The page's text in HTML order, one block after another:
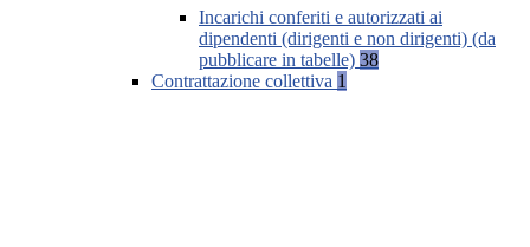
Incarichi conferiti e autorizzati ai
dipendenti (dirigenti e non dirigenti) (da
pubblicare in tabelle) 38
Contrattazione collettiva 1